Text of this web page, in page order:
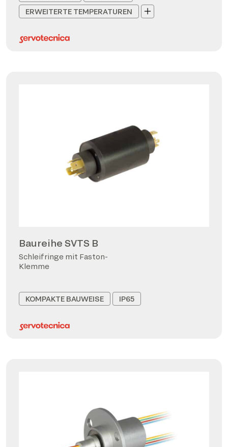
ERWEITERTE TEMPERATUREN
Baureihe SVTS B
Schleifringe mit Faston-
Klemme
KOMPAKTE BAUWEISE IP65